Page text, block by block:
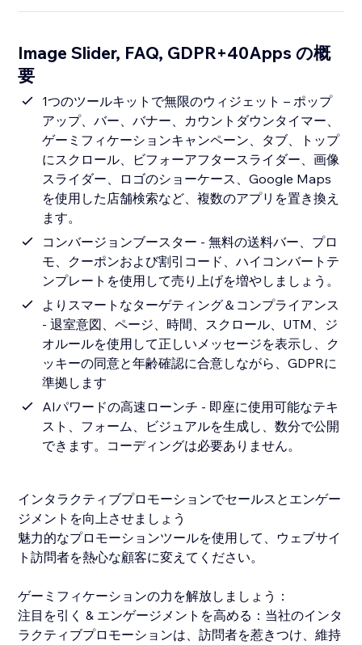
Image Slider, FAQ, GDPR+40Apps の概
要
1つのツールキットで無限のウィジェット – ポップ
アップ、バー、バナー、カウントダウンタイマー、
ゲーミフィケーションキャンペーン、タブ、トップ
にスクロール、ビフォーアフタースライダー、画像
スライダー、ロゴのショーケース、Google Maps
を使用した店舗検索など、複数のアプリを置き換え
ます。
コンバージョンブースター - 無料の送料バー、プロ
モ、クーポンおよび割引コード、ハイコンバートテ
ンプレートを使用して売り上げを増やしましょう。
よりスマートなターゲティング＆コンプライアンス
- 退室意図、ページ、時間、スクロール、UTM、ジ
オルールを使用して正しいメッセージを表示し、ク
ッキーの同意と年齢確認に合意しながら、GDPRに
準拠します
AIパワードの高速ローンチ - 即座に使用可能なテキ
スト、フォーム、ビジュアルを生成し、数分で公開
できます。コーディングは必要ありません。
インタラクティブプロモーションでセールスとエンゲー
ジメントを向上させましょう
魅力的なプロモーションツールを使用して、ウェブサイ
ト訪問者を熱心な顧客に変えてください。
ゲーミフィケーションの力を解放しましょう：
注目を引く & エンゲージメントを高める：当社のインタ
ラクティブプロモーションは、訪問者を惹きつけ、維持